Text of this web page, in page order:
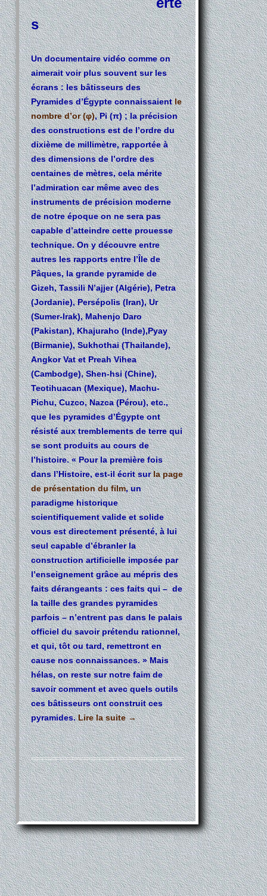
s
Un documentaire vidéo comme on
aimerait voir plus souvent sur les
écrans : les bâtisseurs des
Pyramides d’Égypte connaissaientle
nombre d’or (φ), Pi (π) ; la précision
des constructions est de l’ordre du
dixième de millimètre, rapportée à
des dimensions de l’ordre des
centaines de mètres, cela mérite
l’admiration car même avec des
instruments de précision moderne
de notre époque on ne sera pas
capable d’atteindre cette prouesse
technique. On y découvre entre
autres les rapports entre l’Île de
Pâques, la grande pyramide de
Gizeh, Tassili N’ajjer (Algérie), Petra
(Jordanie), Persépolis (Iran), Ur
(Sumer-Irak), Mahenjo Daro
(Pakistan), Khajuraho (Inde),Pyay
(Birmanie), Sukhothai (Thailande),
Angkor Vat et Preah Vihea
(Cambodge), Shen-hsi (Chine),
Teotihuacan (Mexique), Machu-
Pichu, Cuzco, Nazca (Pérou), etc.,
que les pyramides d’Égypte ont
résisté aux tremblements de terre qui
se sont produits au cours de
l’histoire. « Pour la première fois
dans l’Histoire, est-il écrit surla page
de présentation du film, un
paradigme historique
scientifiquement valide et solide
vous est directement présenté, à lui
seul capable d’ébranler la
construction artificielle imposée par
l’enseignement grâce au mépris des
faits dérangeants : ces faits qui – de
la taille des grandes pyramides
parfois – n’entrent pas dans le palais
officiel du savoir prétendu rationnel,
et qui, tôt ou tard, remettront en
cause nos connaissances. » Mais
hélas, on reste sur notre faim de
savoir comment et avec quels outils
ces bâtisseurs ont construit ces
pyramides.Lire la suite→